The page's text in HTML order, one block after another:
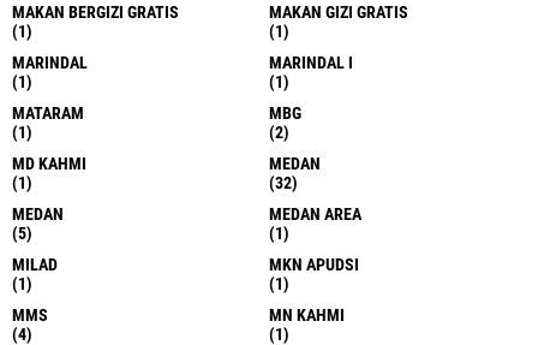
MAKAN BERGIZI GRATIS
(1)
MAKAN GIZI GRATIS
(1)
MARINDAL
(1)
MARINDAL I
(1)
MATARAM
(1)
MBG
(2)
MD KAHMI
(1)
MEDAN
(32)
MEDAN
(5)
MEDAN AREA
(1)
MILAD
(1)
MKN APUDSI
(1)
MMS
(4)
MN KAHMI
(1)